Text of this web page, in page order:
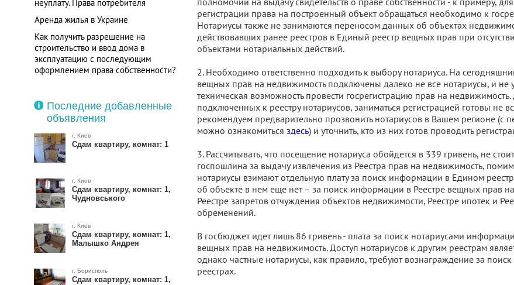
неуплату. Права потребителя
Аренда жилья в Украине
Как получить разрешение на
строительство и ввод дома в
эксплуатацию с последующим
оформлением права собственности?
Последние добавленные
объявления
г. Киев
Сдам квартиру, комнат: 1
г. Киев
Сдам квартиру, комнат: 1,
Чудновського
г. Киев
Сдам квартиру, комнат: 1,
Малышко Андрея
г. Борисполь
Сдам квартиру, комнат: 1,
регистрации права на построенный объект обращаться необходимо к
Нотариусы также не занимаются переносом данных об объектах
действовавших ранее реестров в Единый реестр вещных прав при
объектами нотариальных действий.
2. Необходимо ответственно подходить к выбору нотариуса. На
вещных прав на недвижимость подключены далеко не все нотариусы, и не у
техническая возможность провести госрегистрацию прав на
подключенных к реестру нотариусов, заниматься регистрацией готовы не
рекомендуем предварительно прозвонить нотариусов в Вашем регионе (с
можно ознакомиться здесь) и уточнить, кто из них готов проводить
3. Рассчитывать, что посещение нотариуса обойдется в 339 гривень, не
госпошлина за выдачу извлечения из Реестра прав на недвижимость,
нотариусы взимают отдельную плату за поиск информации в Едином
об объекте в нем еще нет – за поиск информации в Реестре вещных прав
Реестре запретов отчуждения объектов недвижимости, Реестре ипотек и
обременений.
В госбюджет идет лишь 86 гривень - плата за поиск нотариусами
вещных прав на недвижимость. Доступ нотариусов к другим реестрам
однако частные нотариусы, как правило, требуют вознаграждение за
реестрах.